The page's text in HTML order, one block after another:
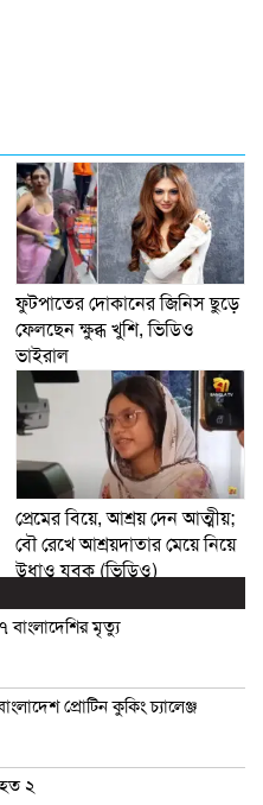
ফুটপাতের দোকানের জিনিস ছুড়ে
ফেলছেন ক্ষুব্ধ খুশি, ভিডিও
ভাইরাল
প্রেমের বিয়ে, আশ্রয় দেন আত্মীয়;
বৌ রেখে আশ্রয়দাতার মেয়ে নিয়ে
উধাও যুবক (ভিডিও)
বাংলাদেশির মৃত্যু
প্রোটিন কুকিং চ্যালেঞ্জ
২